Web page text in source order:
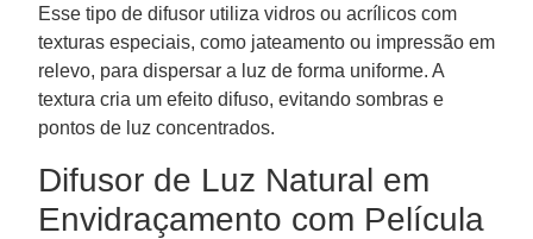
Esse tipo de difusor utiliza vidros ou acrílicos com
texturas especiais, como jateamento ou impressão em
relevo, para dispersar a luz de forma uniforme. A
textura cria um efeito difuso, evitando sombras e
pontos de luz concentrados.
Difusor de Luz Natural em
Envidraçamento com Película